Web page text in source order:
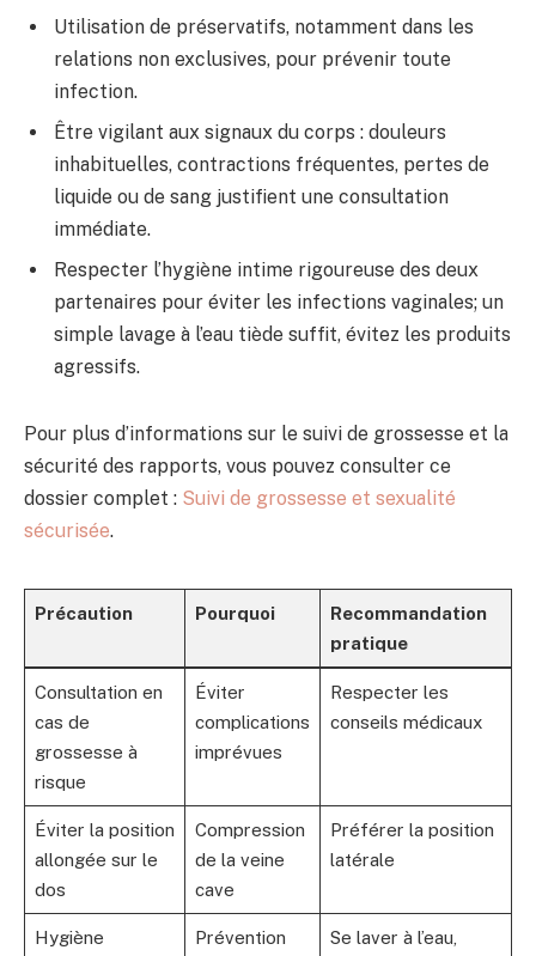
Utilisation de préservatifs, notamment dans les
relations non exclusives, pour prévenir toute
infection.
Être vigilant aux signaux du corps : douleurs
inhabituelles, contractions fréquentes, pertes de
liquide ou de sang justifient une consultation
immédiate.
Respecter l’hygiène intime rigoureuse des deux
partenaires pour éviter les infections vaginales; un
simple lavage à l’eau tiède suffit, évitez les produits
agressifs.
Pour plus d’informations sur le suivi de grossesse et la
sécurité des rapports, vous pouvez consulter ce
dossier complet : Suivi de grossesse et sexualité
sécurisée.
Précaution Pourquoi
Recommandation
pratique
Consultation en
cas de
grossesse à
risque
Éviter
complications
imprévues
Respecter les
conseils médicaux
Éviter la position
allongée sur le
dos
Compression
de la veine
cave
Préférer la position
latérale
Hygiène
Prévention
Se laver à l’eau,